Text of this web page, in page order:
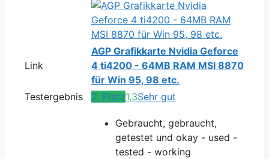
Link
AGP Grafikkarte Nvidia Geforce
4 ti4200 - 64MB RAM MSI 8870
für Win 95, 98 etc.
Testergebnis
2. Platz1,3Sehr gut
Gebraucht, gebraucht,
getestet und okay - used -
tested - working